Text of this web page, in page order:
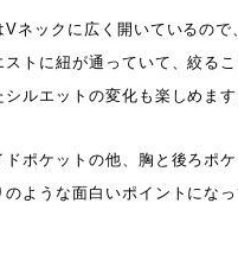
Vネックに広く開いているので
ストに紐が通っていて、絞る
シルエットの変化も楽しめます
ドポケットの他、胸と後ろポケ
のような面白いポイントになっ